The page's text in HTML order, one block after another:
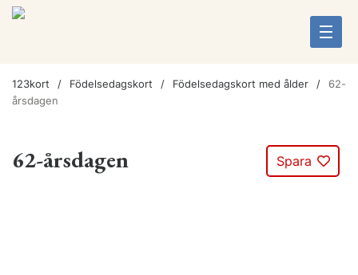
123kort Födelsedagskort Födelsedagskort med ålder
62-
årsdagen
62-årsdagen Spara